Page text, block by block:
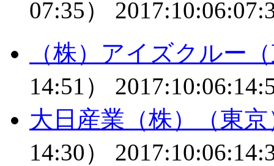
07:35）
（株）アイズクルー
14:51）
大日産業（株）（東
14:30）